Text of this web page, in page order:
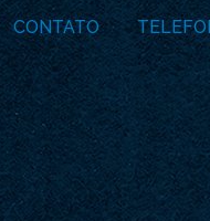
CONTATO